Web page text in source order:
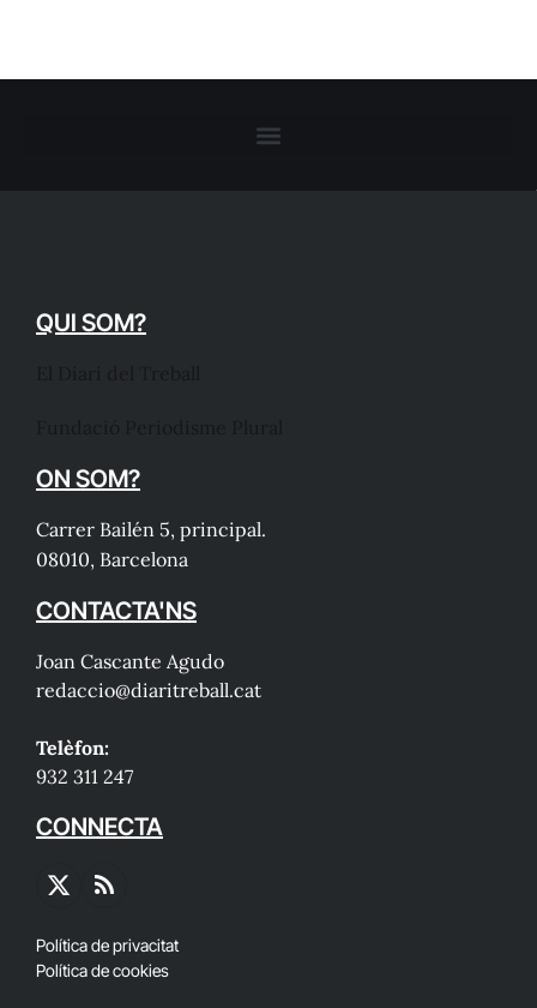
QUI SOM?
ON SOM?
Carrer Bailén 5, principal.
08010, Barcelona
CONTACTA'NS
Joan Cascante Agudo
redaccio@diaritreball.cat
Telèfon:
932 311 247
CONNECTA
X
RSS
Política de privacitat
Política de cookies